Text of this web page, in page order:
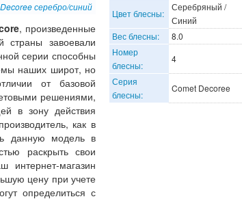
серебро/синий
, произведенные
страны завоевали
серии способны
наших широт, но
от базовой
решениями,
в зону действия
как в
данную модель в
раскрыть свои
интернет-магазин
цену при учете
определиться с
Цвет блесны:
Серебряный /
Синий
Вес блесны:
8.0
Номер
блесны:
4
Серия
блесны:
Comet Decoree